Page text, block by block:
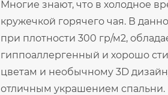
Многие знают, что в холодное
кружечкой горячего чая. В
при плотности 300 гр/м2,
гиппоаллергенный и хорошо
цветам и необычному 3D
отличным украшением спальни.